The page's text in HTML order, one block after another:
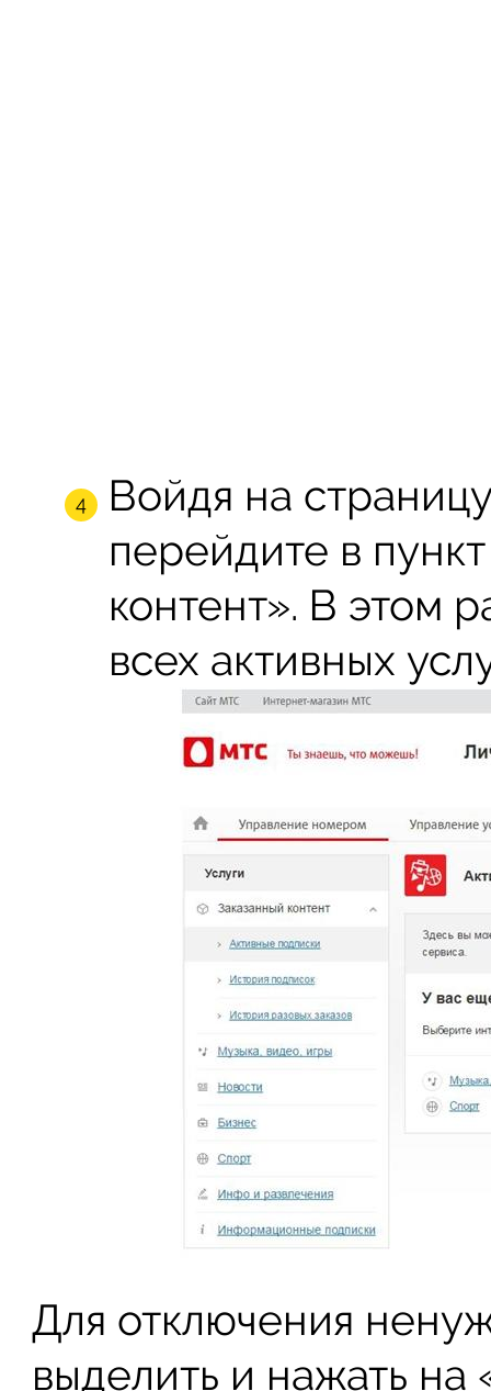
Войдя на
перейдите в
контент». В этом
всех активных
Для отключения
выделить и нажать на